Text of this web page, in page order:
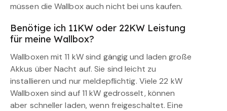
müssen die Wallbox auch nicht bei uns kaufen.
Benötige ich 11KW oder 22KW Leistung
für meine Wallbox?
Wallboxen mit 11 kW sind gängig und laden große
Akkus über Nacht auf. Sie sind leicht zu
installieren und nur meldepflichtig. Viele 22 kW
Wallboxen sind auf 11 kW gedrosselt, können
aber schneller laden, wenn freigeschaltet. Eine